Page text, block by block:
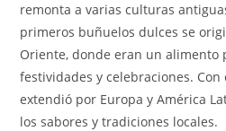
remonta a varias culturas
primeros buñuelos dulces se
Oriente, donde eran un alimento
festividades y celebraciones.
extendió por Europa y América
los sabores y tradiciones locales.